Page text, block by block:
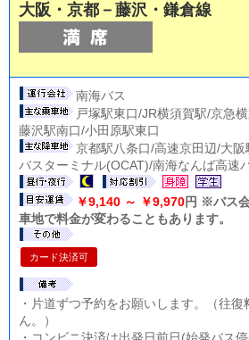
大阪・京都－藤沢・鎌倉線
南海バス
戸塚駅東口/JR横須賀駅/京急
藤沢駅南口/小田原駅東口
京都駅八条口/高速京田辺/大
バスターミナル(OCAT)/南海なんば高速
￥9,140 ～ ￥9,970円 ※バス
車地で料金が変わることもあります。
カード決済可
・片道ずつ予約をお願いします。（往
ん。）